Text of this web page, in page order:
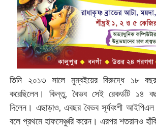
তিনি ২০১৩ সালে মুম্বইয়ের বিরুদ্ধে ১৮
করেছিলেন। কিন্তু, বৈভব সেই রেকর্ডটি ১৪
দিলেন। এছাড়াও, এবছর বৈভব সূর্যবংশী আইপিএল
বলে প্রথমে হাফসেঞ্চুরি করেন। এরপর শতরানও